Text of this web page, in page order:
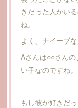
きだった人がい
ね。
よく、ナイーブ
Aさんは○○さん
い子なのですね。
もし彼が好きだ